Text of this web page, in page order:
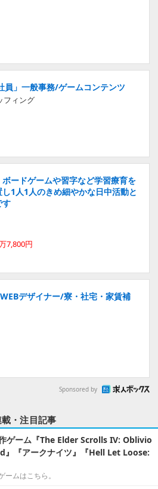
員」一般事務/ゲームコンテンツ
フィング
ボードゲームや習字など学習療育を
1人1人のきめ細やかな日中活動と
す
7,800円
デザイナー/寮・社宅・家賃補
Sponsored by
載・注目記事
ゲーム『The Elder Scrolls IV: Oblivio
』『アークナイツ』『Hell Let Loose:
ームはこちら。